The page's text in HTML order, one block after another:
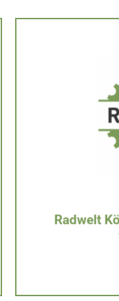
Radwelt